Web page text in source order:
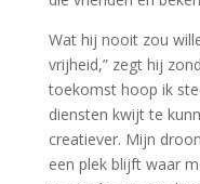
Wat hij nooit zou
vrijheid,” zegt hij
toekomst hoop ik
diensten kwijt te
creatiever. Mijn
een plek blijft waar